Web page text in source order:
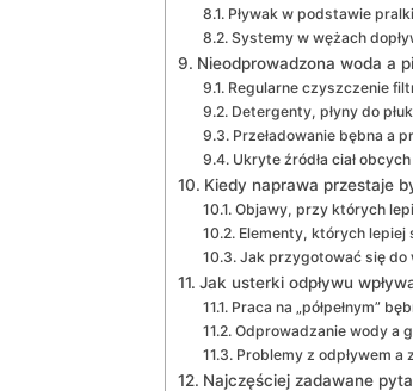
Pływak w podstawie
Systemy w wężach
Nieodprowadzona woda a
Regularne czyszczenie
Detergenty, płyny do
Przeładowanie bębna a
Ukryte źródła ciał
Kiedy naprawa przestaje
Objawy, przy których
Elementy, których lepiej
Jak przygotować się do
Jak usterki odpływu
Praca na „półpełnym”
Odprowadzanie wody a
Problemy z odpływem a
Najczęściej zadawane